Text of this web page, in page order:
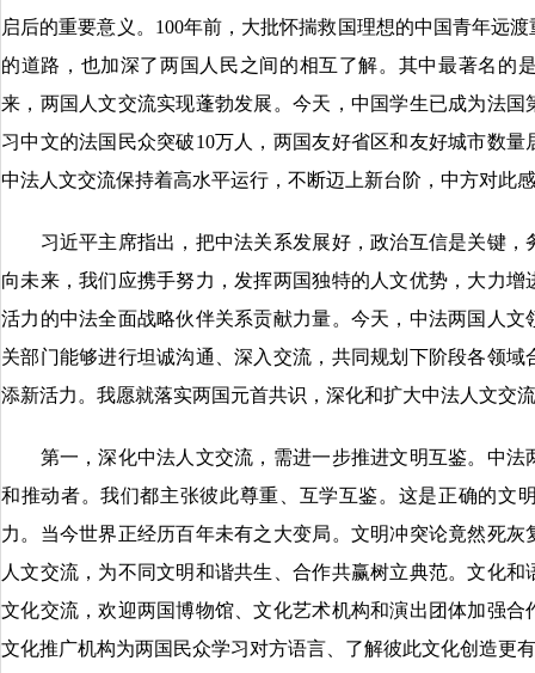
启后的重要意义。100年前，大批怀揣救国理想的中国青年远
的道路，也加深了两国人民之间的相互了解。其中最著名的
来，两国人文交流实现蓬勃发展。今天，中国学生已成为法
习中文的法国民众突破10万人，两国友好省区和友好城市数
中法人文交流保持着高水平运行，不断迈上新台阶，中方对此
习近平主席指出，把中法关系发展好，政治互信是关键，
向未来，我们应携手努力，发挥两国独特的人文优势，大力
活力的中法全面战略伙伴关系贡献力量。今天，中法两国人
关部门能够进行坦诚沟通、深入交流，共同规划下阶段各领
添新活力。我愿就落实两国元首共识，深化和扩大中法人文交
第一，深化中法人文交流，需进一步推进文明互鉴。中法
和推动者。我们都主张彼此尊重、互学互鉴。这是正确的文
力。当今世界正经历百年未有之大变局。文明冲突论竟然死
人文交流，为不同文明和谐共生、合作共赢树立典范。文化
文化交流，欢迎两国博物馆、文化艺术机构和演出团体加强
文化推广机构为两国民众学习对方语言、了解彼此文化创造更